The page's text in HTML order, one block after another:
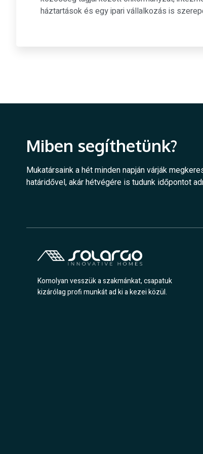
háztartások és egy ipari vállalkozás is
Miben segíthetünk?
Mukatársaink a hét minden napján várják
határidővel, akár hétvégére is tudunk időpontot
Komolyan vesszük a szakmánkat, csapatuk
kizárólag profi munkát ad ki a kezei közül.